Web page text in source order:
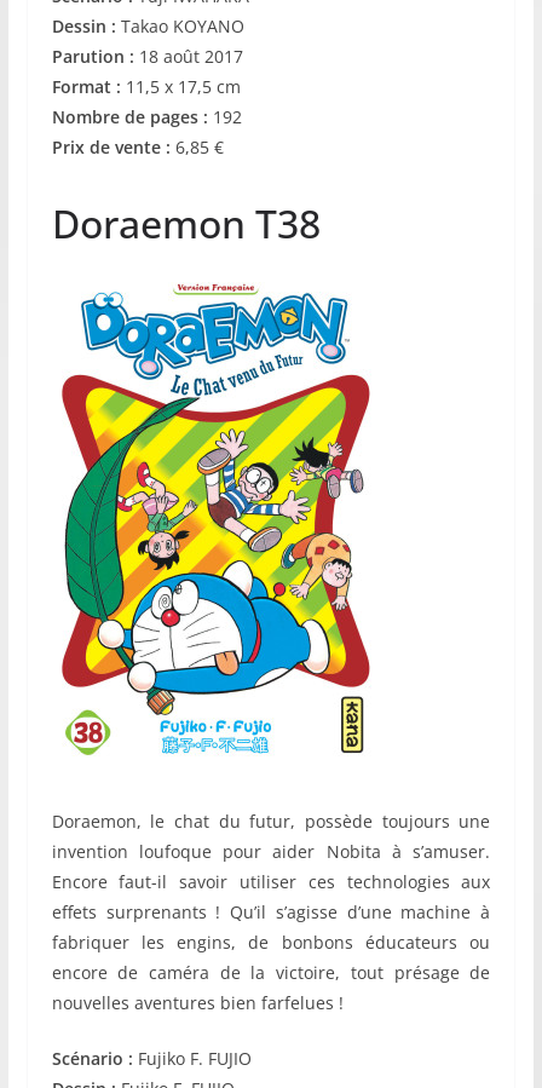
Dessin : Takao KOYANO
Parution : 18 août 2017
Format : 11,5 x 17,5 cm
Nombre de pages : 192
Prix de vente : 6,85 €
Doraemon T38
Doraemon, le chat du futur, possède toujours une
invention loufoque pour aider Nobita à s’amuser.
Encore faut-il savoir utiliser ces technologies aux
effets surprenants ! Qu’il s’agisse d’une machine à
fabriquer les engins, de bonbons éducateurs ou
encore de caméra de la victoire, tout présage de
nouvelles aventures bien farfelues !
Scénario : Fujiko F. FUJIO